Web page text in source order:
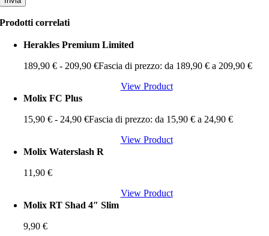
Prodotti correlati
Herakles Premium Limited
189,90€ - 209,90€Fascia di prezzo: da 189,90 € a 209,90 €
View Product
Molix FC Plus
15,90€ - 24,90€Fascia di prezzo: da 15,90 € a 24,90 €
View Product
Molix Waterslash R
11,90€
View Product
Molix RT Shad 4″ Slim
9,90€